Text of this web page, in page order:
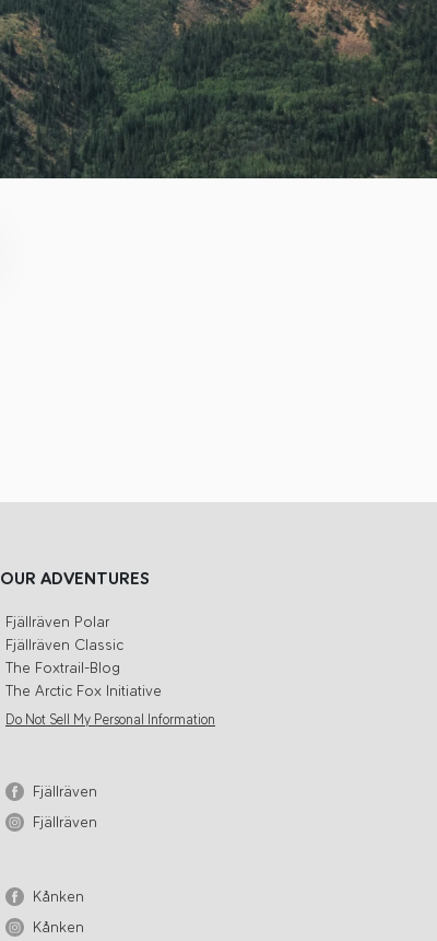
OUR ADVENTURES
Fjällräven Polar
Fjällräven Classic
The Foxtrail-Blog
The Arctic Fox Initiative
Do Not Sell My Personal Information
Fjällräven
Fjällräven
Kånken
Kånken